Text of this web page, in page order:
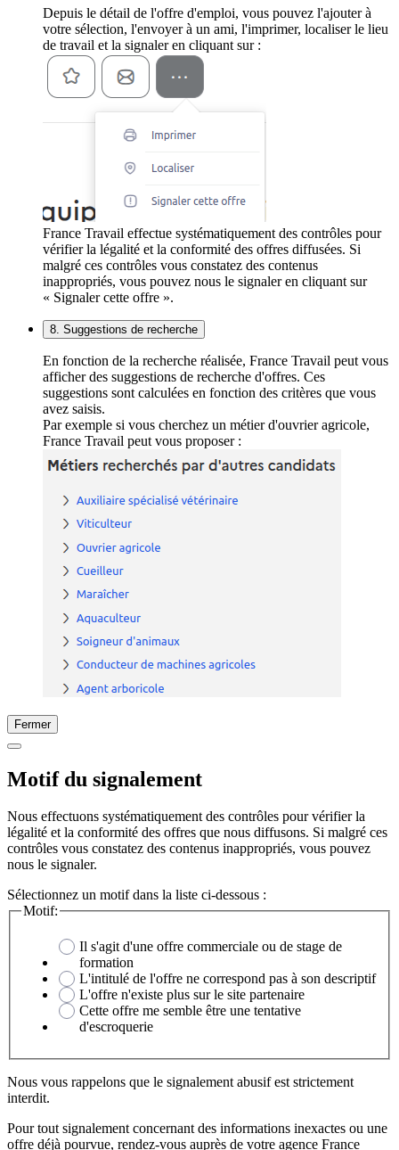
Depuis le détail de l'offre d'emploi, vous pouvez l'ajouter à
votre sélection, l'envoyer à un ami, l'imprimer, localiser le lieu
de travail et la signaler en cliquant sur :
France Travail effectue systématiquement des contrôles pour
vérifier la légalité et la conformité des offres diffusées. Si
malgré ces contrôles vous constatez des contenus
inappropriés, vous pouvez nous le signaler en cliquant sur
« Signaler cette offre ».
8. Suggestions de recherche
En fonction de la recherche réalisée, France Travail peut vous
afficher des suggestions de recherche d'offres. Ces
suggestions sont calculées en fonction des critères que vous
avez saisis.
Par exemple si vous cherchez un métier d'ouvrier agricole,
France Travail peut vous proposer :
Fermer
Motif du signalement
Nous effectuons systématiquement des contrôles pour vérifier la
légalité et la conformité des offres que nous diffusons. Si malgré ces
contrôles vous constatez des contenus inappropriés, vous pouvez
nous le signaler.
Sélectionnez un motif dans la liste ci-dessous :
Motif:
Il s'agit d'une offre commerciale ou de stage de
formation
L'intitulé de l'offre ne correspond pas à son descriptif
L'offre n'existe plus sur le site partenaire
Cette offre me semble être une tentative
d'escroquerie
Nous vous rappelons que le signalement abusif est strictement
interdit.
Pour tout signalement concernant des informations inexactes ou une
offre déjà pourvue, rendez-vous auprès de votre agence France